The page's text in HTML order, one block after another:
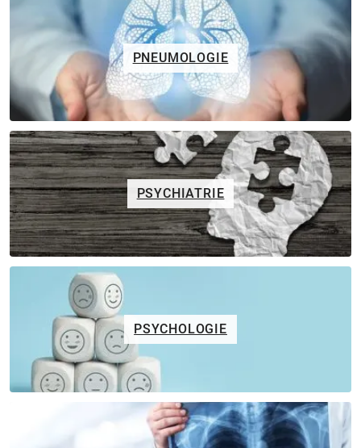
PNEUMOLOGIE
PSYCHIATRIE
PSYCHOLOGIE